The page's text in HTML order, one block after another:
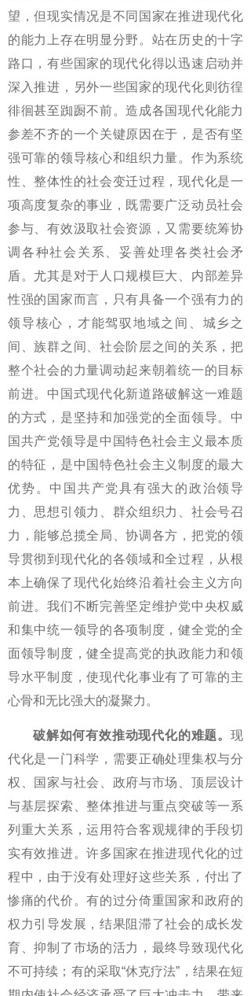
望，但现实情况是不同国家在推进现代化
的能力上存在明显分野。站在历史的十字
路口，有些国家的现代化得以迅速启动并
深入推进，另外一些国家的现代化则彷徨
徘徊甚至踟蹰不前。造成各国现代化能力
参差不齐的一个关键原因在于，是否有坚
强可靠的领导核心和组织力量。作为系统
性、整体性的社会变迁过程，现代化是一
项高度复杂的事业，既需要广泛动员社会
参与、有效汲取社会资源，又需要统筹协
调各种社会关系、妥善处理各类社会矛
盾。尤其是对于人口规模巨大、内部差异
性强的国家而言，只有具备一个强有力的
领导核心，才能驾驭地域之间、城乡之
间、族群之间、社会阶层之间的关系，把
整个社会的力量调动起来朝着统一的目标
前进。中国式现代化新道路破解这一难题
的方式，是坚持和加强党的全面领导。中
国共产党领导是中国特色社会主义最本质
的特征，是中国特色社会主义制度的最大
优势。中国共产党具有强大的政治领导
力、思想引领力、群众组织力、社会号召
力，能够总揽全局、协调各方，把党的领
导贯彻到现代化的各领域和全过程，从根
本上确保了现代化始终沿着社会主义方向
前进。我们不断完善坚定维护党中央权威
和集中统一领导的各项制度，健全党的全
面领导制度，健全提高党的执政能力和领
导水平制度，使现代化事业有了可靠的主
心骨和无比强大的凝聚力。
破解如何有效推动现代化的难题。 现
代化是一门科学，需要正确处理集权与分
权、国家与社会、政府与市场、顶层设计
与基层探索、整体推进与重点突破等一系
列重大关系，运用符合客观规律的手段切
实有效推进。许多国家在推进现代化的过
程中，由于没有处理好这些关系，付出了
惨痛的代价。有的过分倚重国家和政府的
权力引导发展，结果阻滞了社会的成长发
育、抑制了市场的活力，最终导致现代化
不可持续；有的采取“休克疗法”，结果在短